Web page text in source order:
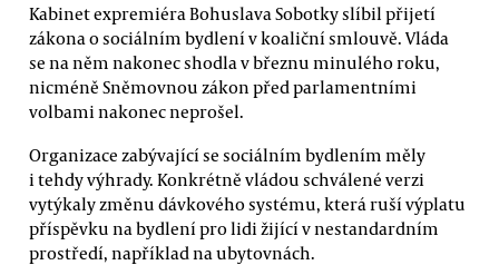
Kabinet expremiéra Bohuslava Sobotky slíbil přijetí
zákona o sociálním bydlení v koaliční smlouvě. Vláda
se na něm nakonec shodla v březnu minulého roku,
nicméně Sněmovnou zákon před parlamentními
volbami nakonec neprošel.
Organizace zabývající se sociálním bydlením měly
i tehdy výhrady. Konkrétně vládou schválené verzi
vytýkaly změnu dávkového systému, která ruší výplatu
příspěvku na bydlení pro lidi žijící v nestandardním
prostředí, například na ubytovnách.